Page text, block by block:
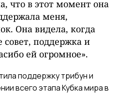
что в этот момент она
меня,
Она видела, когда
поддержка и
ей огромное».
поддержку трибун и
всего этапа Кубка мира в